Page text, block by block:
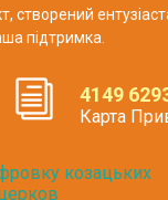
створений
підтримка.
4149
Карта
козацьких